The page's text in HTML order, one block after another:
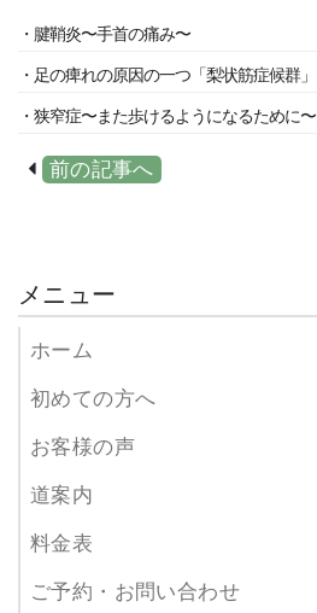
・腱鞘炎〜手首の痛み〜
・足の痺れの原因の一つ「梨状筋症候群」
・狭窄症〜また歩けるようになるために〜
前の記事へ
メニュー
ホーム
初めての方へ
お客様の声
道案内
料金表
ご予約・お問い合わせ